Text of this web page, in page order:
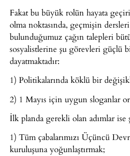
Fakat bu büyük rolün hayata
olma noktasında, geçmişin
bulunduğumuz çağın talepleri
sosyalistlerine şu görevleri güçlü
dayatmaktadır:
1) Politikalarında köklü bir
2) 1 Mayıs için uygun sloganlar
İlk planda gerekli olan adımlar ise
1) Tüm çabalarımızı Üçüncü
kuruluşuna yoğunlaştırmak;